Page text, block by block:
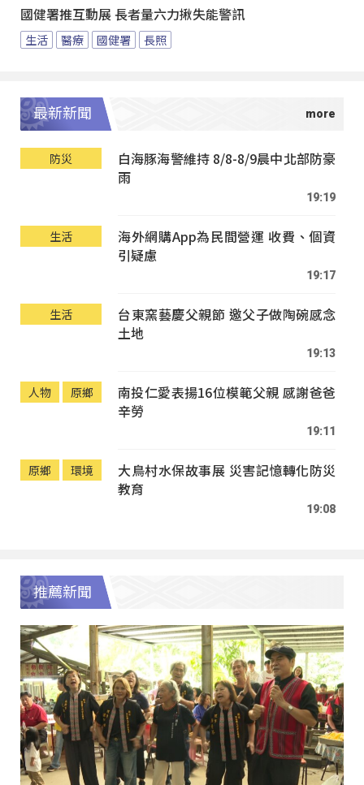
國健署推互動展 長者量六力揪失能警訊
生活 醫療 國健署 長照
最新新聞
防災
白海豚海警維持 8/8-8/9晨中北部防豪
雨
19:19
生活
海外網購App為民間營運 收費、個資
引疑慮
19:17
生活
台東窯藝慶父親節 邀父子做陶碗感念
土地
19:13
人物 原鄉
南投仁愛表揚16位模範父親 感謝爸爸
辛勞
19:11
原鄉 環境
大鳥村水保故事展 災害記憶轉化防災
教育
19:08
推薦新聞